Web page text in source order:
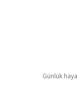
Günlük